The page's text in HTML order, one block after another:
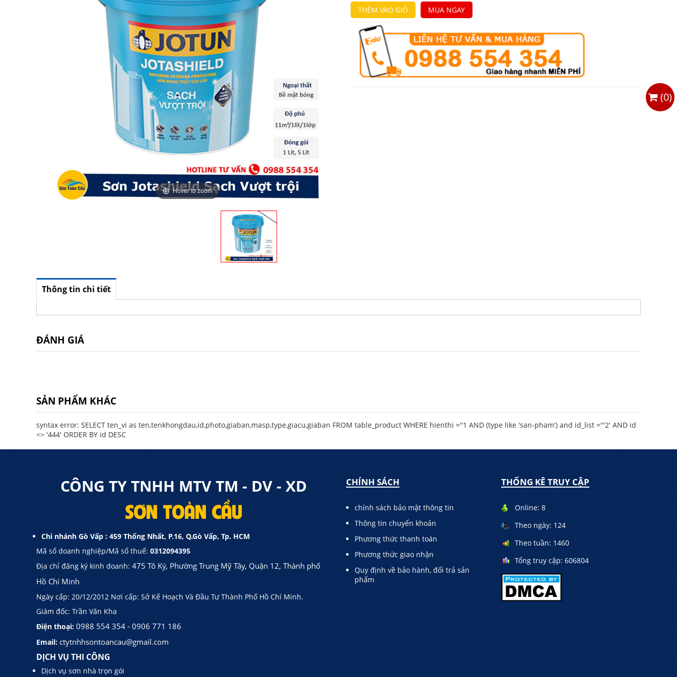
(0)
Hover to zoom
THÊM VÀO GIỎ MUA NGAY
Thông tin chi tiết
ĐÁNH GIÁ
SẢN PHẨM KHÁC
syntax error: SELECT ten_vi as ten,tenkhongdau,id,photo,giaban,masp,type,giacu,giaban FROM table_product WHERE hienthi =''1 AND (type like 'san-pham') and id_list ='''2' AND id
<> '444' ORDER BY id DESC
CÔNG TY TNHH MTV TM - DV - XD
SƠN TOÀN CẦU
Chi nhánh Gò Vấp : 459 Thống Nhất, P.16, Q.Gò Vấp, Tp. HCM
Mã số doanh nghiệp/Mã số thuế: 0312094395
Địa chỉ đăng ký kinh doanh: 475 Tô Ký, Phường Trung Mỹ Tây, Quận 12, Thành phố
Hồ Chí Minh
Ngày cấp: 20/12/2012 Nơi cấp: Sở Kế Hoạch Và Đầu Tư Thành Phố Hồ Chí Minh.
Giám đốc: Trần Văn Kha
Điện thoại: 0988 554 354 - 0906 771 186
Email: ctytnhhsontoancau@gmail.com
DỊCH VỤ THI CÔNG
Dịch vụ sơn nhà trọn gói
CHÍNH SÁCH
chính sách bảo mật thông tin
Thông tin chuyển khoản
Phương thức thanh toán
Phương thức giao nhận
Quy định về bảo hành, đổi trả sản
phẩm
THỐNG KÊ TRUY CẬP
Online: 8
Theo ngày: 124
Theo tuần: 1460
Tổng truy cập: 606804